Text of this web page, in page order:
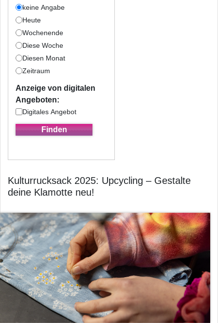
keine Angabe
Heute
Wochenende
Diese Woche
Diesen Monat
Zeitraum
Anzeige von digitalen
Angeboten:
Digitales Angebot
Kulturrucksack 2025: Upcycling – Gestalte
deine Klamotte neu!